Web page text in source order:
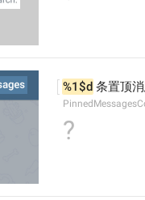
%1$d 条置顶
?